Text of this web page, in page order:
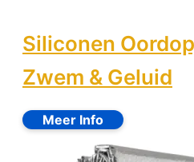
Siliconen
Zwem & Geluid